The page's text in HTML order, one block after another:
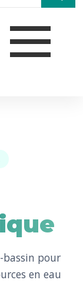
bassin pour
en eau